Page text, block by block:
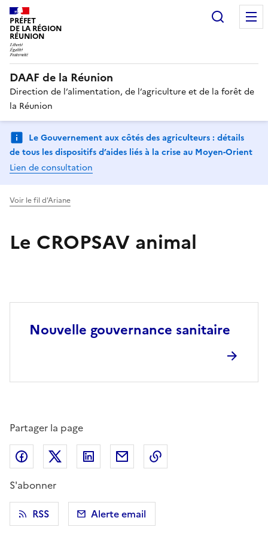
PRÉFET
DE LA RÉGION
RÉUNION
DAAF de la Réunion
Direction de l’alimentation, de l’agriculture et de la forêt de
la Réunion
Le Gouvernement aux côtés des agriculteurs : détails
de tous les dispositifs d’aides liés à la crise au Moyen-Orient
Lien de consultation
Voir le fil d'Ariane
Le CROPSAV animal
Nouvelle gouvernance sanitaire
Partager la page
Partager sur Facebook
Partager sur X (anciennement Twitter)
Partager sur LinkedIn
Partager par email
S'abonner
RSS
Alerte email